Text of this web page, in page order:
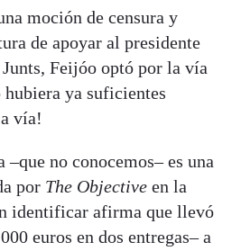
moción de censura y
de apoyar al presidente
Feijóo optó por la vía
ya suficientes
vía!
–que no conocemos– es una
por The Objective en la
identificar afirma que llevó
euros en dos entregas– a